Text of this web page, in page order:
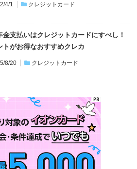
4/1 クレジットカード
金支払いはクレジットカードにすべし！
トがお得なおすすめクレカ
8/20 クレジットカード